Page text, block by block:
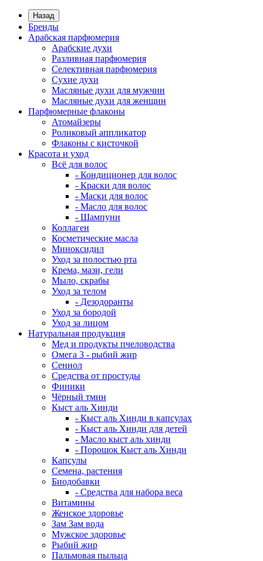
Назад
Бренды
Арабская парфюмерия
Арабские духи
Разливная парфюмерия
Селективная парфюмерия
Сухие духи
Масляные духи для мужчин
Масляные духи для женщин
Парфюмерные флаконы
Атомайзеры
Роликовый аппликатор
Флаконы с кисточкой
Красота и уход
Всё для волос
- Кондиционер для волос
- Краски для волос
- Маски для волос
- Масло для волос
- Шампуни
Коллаген
Косметические масла
Миноксидил
Уход за полостью рта
Крема, мази, гели
Мыло, скрабы
Уход за телом
- Дезодоранты
Уход за бородой
Уход за лицом
Натуральная продукция
Мед и продукты пчеловодства
Омега 3 - рыбий жир
Сеннол
Средства от простуды
Финики
Чёрный тмин
Кыст аль Хинди
- Кыст аль Хинди в капсулах
- Кыст аль Хинди для детей
- Масло кыст аль хинди
- Порошок Кыст аль Хинди
Капсулы
Семена, растения
Биодобавки
- Средства для набора веса
Витамины
Женское здоровье
Зам Зам вода
Мужское здоровье
Рыбий жир
Пальмовая пыльца